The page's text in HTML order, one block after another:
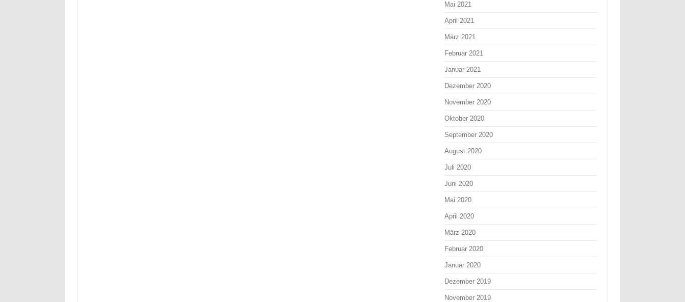
Mai 2021
April 2021
März 2021
Februar 2021
Januar 2021
Dezember 2020
November 2020
Oktober 2020
September 2020
August 2020
Juli 2020
Juni 2020
Mai 2020
April 2020
März 2020
Februar 2020
Januar 2020
Dezember 2019
November 2019